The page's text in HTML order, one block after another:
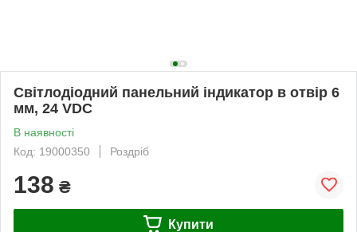
Світлодіодний панельний індикатор в отвір 6
мм, 24 VDC
В наявності
Код: 19000350
Роздріб
138 ₴
Купити